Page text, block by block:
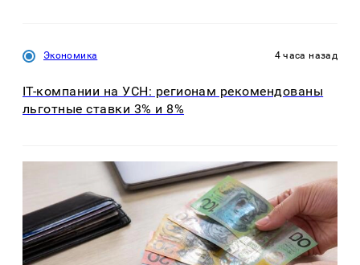
Экономика 4 часа назад
IT-компании на УСН: регионам рекомендованы
льготные ставки 3% и 8%